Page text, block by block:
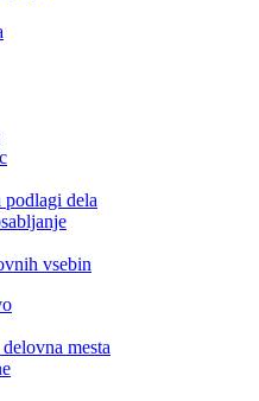
podlagi dela
vsebin
mesta